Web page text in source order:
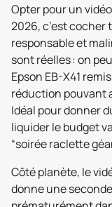
Opter pour un
2026, c’est cocher
responsable et
sont réelles : on
Epson EB-X41
réduction pouvant
Idéal pour donner
liquider le budget
“soirée raclette
Côté planète, le
donne une